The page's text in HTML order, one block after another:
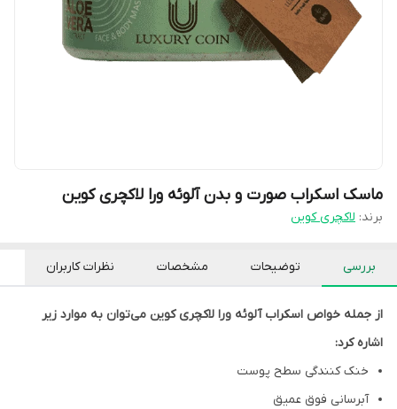
ماسک اسکراب صورت و بدن آلوئه ورا لاکچری کوین
برند: لاکچری کوین
بررسی توضیحات مشخصات نظرات کاربران
از جمله خواص اسکراب آلوئه ورا لاکچری کوین می‌توان به موارد زیر
اشاره کرد:
خنک کنندگی سطح پوست
آبرسانی فوق عمیق